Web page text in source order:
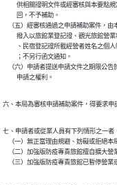
供相關證明文件或經審核與本要
          回，不予補助。
（五）經審核通過之申請補助案件，
撥入以旅館業登記證、觀光旅館
、民宿登記證所載經營者姓名之
          ；不另行函文通知。
（六）申請者提送申請文件之期限公
          申請之權利。
六、本局為審核申請補助案件，得要求申
七、申請者或從業人員有下列情形之一者
（一）無正當理由規避、妨礙或拒絕本
（二）加強版防疫專責旅館擅自擴大營
（三）加強版防疫專責旅館已暫停營業